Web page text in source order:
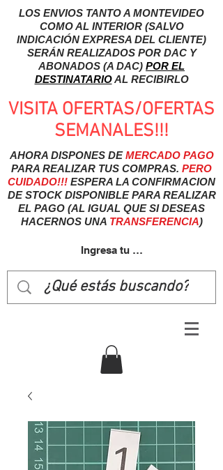
LOS ENVIOS TANTO A MONTEVIDEO
COMO AL INTERIOR (SALVO
INDICACIÓN EXPRESA DEL CLIENTE)
SERÁN REALIZADOS POR DAC Y
ABONADOS (A DAC) POR EL
DESTINATARIOAL RECIBIRLO
VISITA OFERTAS/OFERTAS
SEMANALES!!!
AHORA DISPONES DEMERCADO PAGO
PARA REALIZAR TUS COMPRAS. PERO
CUIDADO!!! ESPERA LA CONFIRMACION
DE STOCK DISPONIBLE PARA REALIZAR
EL PAGO (AL IGUAL QUE SI DESEAS
HACERNOS UNA TRANSFERENCIA)
Ingresa tu usuairo